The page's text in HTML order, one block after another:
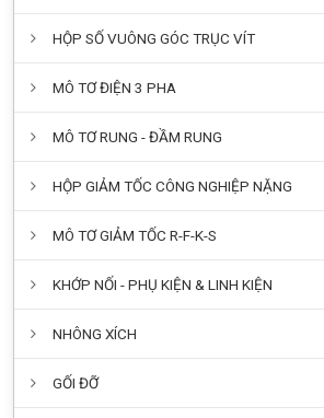
HỘP SỐ VUÔNG GÓC TRỤC VÍT
MÔ TƠ ĐIỆN 3 PHA
MÔ TƠ RUNG - ĐẦM RUNG
HỘP GIẢM TỐC CÔNG NGHIỆP NẶNG
MÔ TƠ GIẢM TỐC R-F-K-S
KHỚP NỐI - PHỤ KIỆN & LINH KIỆN
NHÔNG XÍCH
GỐI ĐỠ